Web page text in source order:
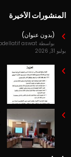
المنشورات الأخيرة
(بدون عنوان)
بواسطة abdellatif aswat
يوليو 31, 2026